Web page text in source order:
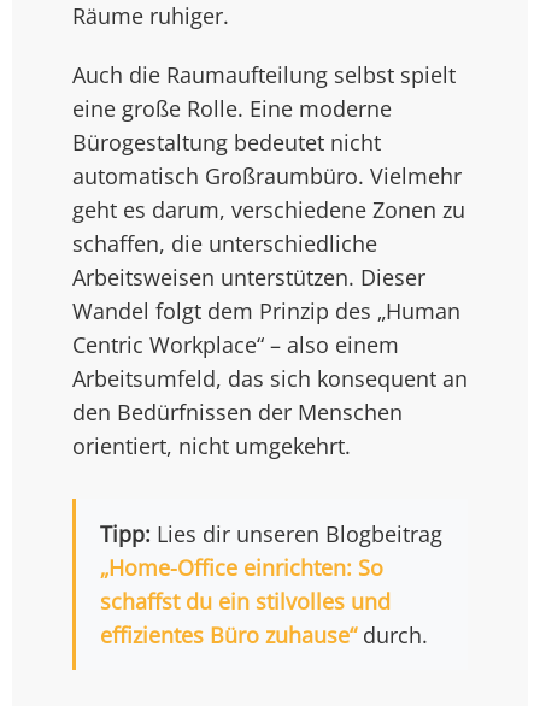
Räume ruhiger.
Auch die Raumaufteilung selbst spielt
eine große Rolle. Eine moderne
Bürogestaltung bedeutet nicht
automatisch Großraumbüro. Vielmehr
geht es darum, verschiedene Zonen zu
schaffen, die unterschiedliche
Arbeitsweisen unterstützen. Dieser
Wandel folgt dem Prinzip des „Human
Centric Workplace“ – also einem
Arbeitsumfeld, das sich konsequent an
den Bedürfnissen der Menschen
orientiert, nicht umgekehrt.
Tipp: Lies dir unseren Blogbeitrag
„Home-Office einrichten: So
schaffst du ein stilvolles und
effizientes Büro zuhause“durch.